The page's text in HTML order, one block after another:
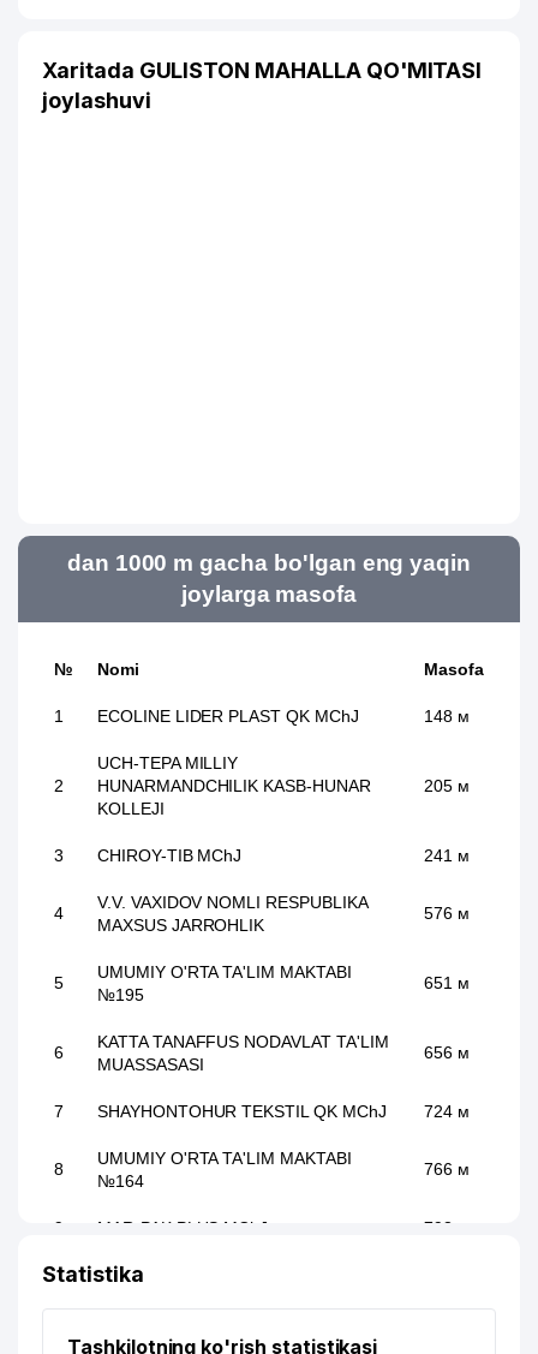
Xaritada GULISTON MAHALLA QO'MITASI
joylashuvi
dan 1000 m gacha bo'lgan eng yaqin
joylarga masofa
№ Nomi Masofa
1 ECOLINE LIDER PLAST QK MChJ 148 м
2
UCH-TEPA MILLIY
HUNARMANDCHILIK KASB-HUNAR
KOLLEJI
205 м
3 CHIROY-TIB MChJ 241 м
4
V.V. VAXIDOV NOMLI RESPUBLIKA
MAXSUS JARROHLIK
576 м
5
UMUMIY O'RTA TA'LIM MAKTABI
№195
651 м
6
KATTA TANAFFUS NODAVLAT TA'LIM
MUASSASASI
656 м
7 SHAYHONTOHUR TEKSTIL QK MChJ 724 м
8
UMUMIY O'RTA TA'LIM MAKTABI
№164
766 м
9 MAR-PAK PLUS MChJ 793 м
10 TURKISTON-INVEST AJ
TILLARI UNIVERSITETI
Statistika
Tashkilotning ko'rish statistikasi